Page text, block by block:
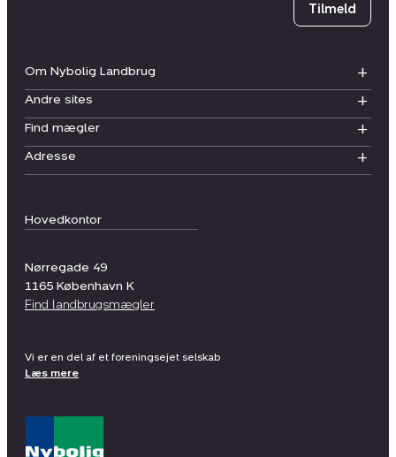
Hovedkontor
Nørregade 49
1165 København K
Find landbrugsmægler
Om Nybolig Landbrug
Andre sites
Find mægler
Adresse
Tilmeld
Vi er en del af et foreningsejet selskab
Læs mere